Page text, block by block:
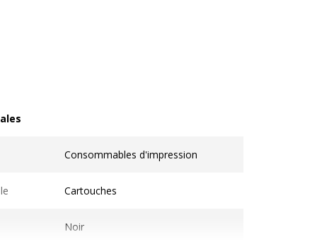
Consommables d'impression
Cartouches
Noir